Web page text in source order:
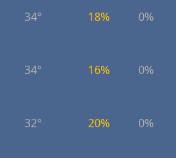
34° 18% 0%
34° 16% 0%
32° 20% 0%